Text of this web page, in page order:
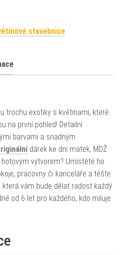
stavebnice
trochu exotiky s květinami, které
na první pohled! Detailní
barvami a snadným
dárek ke dni matek, MDŽ
výtvorem? Umístěte ho
pracovny či kanceláře a těšte
, která vám bude dělat radost každý
od 6 let pro každého, kdo miluje